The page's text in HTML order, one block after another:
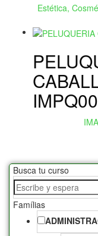
Estética,
Busca tu curso
Buscar
productos:
Famílias